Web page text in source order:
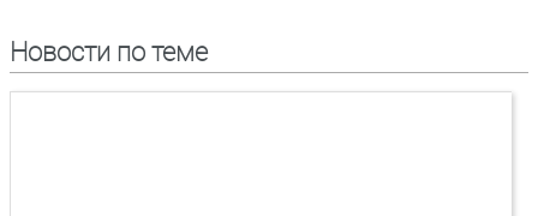
Новости по теме